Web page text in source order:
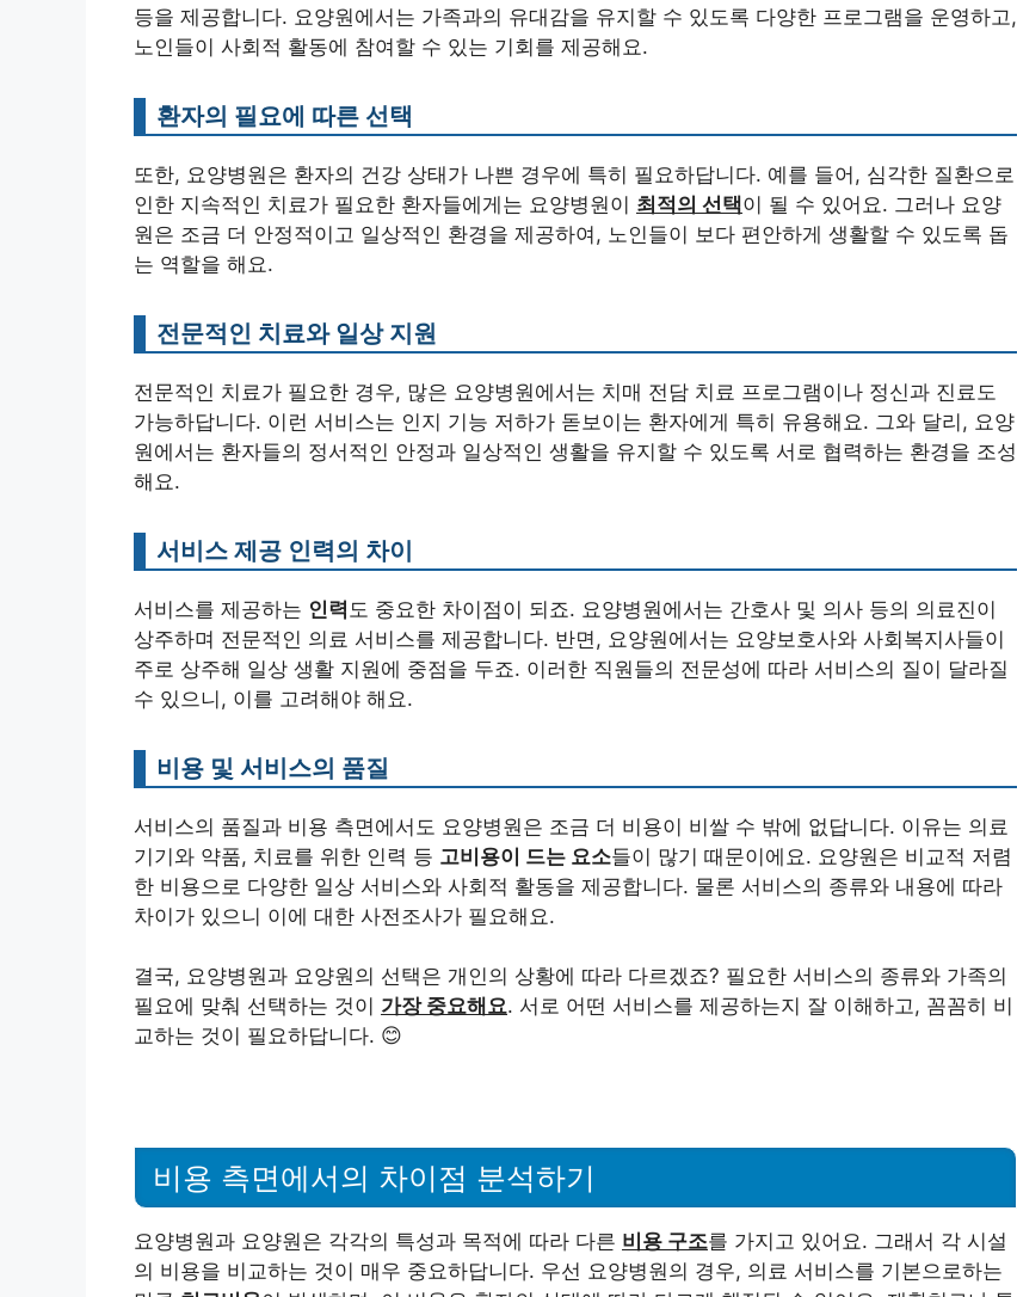
등을 제공합니다. 요양원에서는 가족과의 유대감을 유지할 수 있도록 다양한 프로그램을 운영하고,
노인들이 사회적 활동에 참여할 수 있는 기회를 제공해요.
환자의 필요에 따른 선택
또한, 요양병원은 환자의 건강 상태가 나쁜 경우에 특히 필요하답니다. 예를 들어, 심각한 질환으로
인한 지속적인 치료가 필요한 환자들에게는 요양병원이 최적의 선택이 될 수 있어요. 그러나 요양
원은 조금 더 안정적이고 일상적인 환경을 제공하여, 노인들이 보다 편안하게 생활할 수 있도록 돕
는 역할을 해요.
전문적인 치료와 일상 지원
전문적인 치료가 필요한 경우, 많은 요양병원에서는 치매 전담 치료 프로그램이나 정신과 진료도
가능하답니다. 이런 서비스는 인지 기능 저하가 돋보이는 환자에게 특히 유용해요. 그와 달리, 요양
원에서는 환자들의 정서적인 안정과 일상적인 생활을 유지할 수 있도록 서로 협력하는 환경을 조성
해요.
서비스 제공 인력의 차이
서비스를 제공하는 인력 도 중요한 차이점이 되죠. 요양병원에서는 간호사 및 의사 등의 의료진이
상주하며 전문적인 의료 서비스를 제공합니다. 반면, 요양원에서는 요양보호사와 사회복지사들이
주로 상주해 일상 생활 지원에 중점을 두죠. 이러한 직원들의 전문성에 따라 서비스의 질이 달라질
수 있으니, 이를 고려해야 해요.
비용 및 서비스의 품질
서비스의 품질과 비용 측면에서도 요양병원은 조금 더 비용이 비쌀 수 밖에 없답니다. 이유는 의료
기기와 약품, 치료를 위한 인력 등 고비용이 드는 요소들이 많기 때문이에요. 요양원은 비교적 저렴
한 비용으로 다양한 일상 서비스와 사회적 활동을 제공합니다. 물론 서비스의 종류와 내용에 따라
차이가 있으니 이에 대한 사전조사가 필요해요.
결국, 요양병원과 요양원의 선택은 개인의 상황에 따라 다르겠죠? 필요한 서비스의 종류와 가족의
필요에 맞춰 선택하는 것이 가장 중요해요. 서로 어떤 서비스를 제공하는지 잘 이해하고, 꼼꼼히 비
교하는 것이 필요하답니다. 😊
비용 측면에서의 차이점 분석하기
요양병원과 요양원은 각각의 특성과 목적에 따라 다른 비용 구조를 가지고 있어요. 그래서 각 시설
의 비용을 비교하는 것이 매우 중요하답니다. 우선 요양병원의 경우, 의료 서비스를 기본으로하는